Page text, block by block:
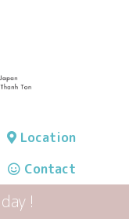
Location
Contact
!